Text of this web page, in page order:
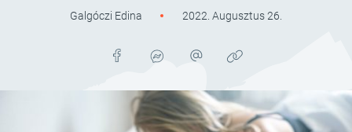
Galgóczi Edina 2022. Augusztus 26.